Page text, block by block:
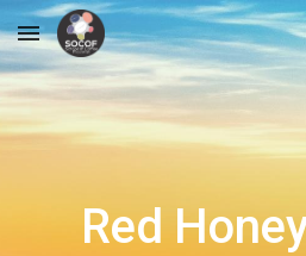
Skip to main content
Red